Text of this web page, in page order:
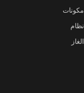
مكونات
نظام
الغاز